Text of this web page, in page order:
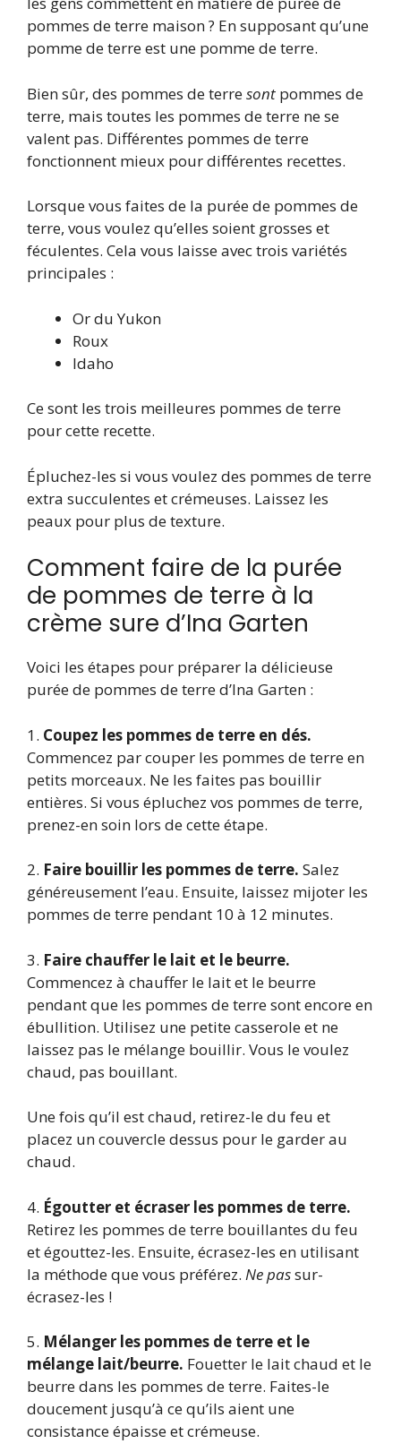
pommes de terre maison ? En supposant qu’une
pomme de terre est une pomme de terre.
Bien sûr, des pommes de terresont pommes de
terre, mais toutes les pommes de terre ne se
valent pas. Différentes pommes de terre
fonctionnent mieux pour différentes recettes.
Lorsque vous faites de la purée de pommes de
terre, vous voulez qu’elles soient grosses et
féculentes. Cela vous laisse avec trois variétés
principales :
Or du Yukon
Roux
Idaho
Ce sont les trois meilleures pommes de terre
pour cette recette.
Épluchez-les si vous voulez des pommes de terre
extra succulentes et crémeuses. Laissez les
peaux pour plus de texture.
Comment faire de la purée
de pommes de terre à la
crème sure d’Ina Garten
Voici les étapes pour préparer la délicieuse
purée de pommes de terre d’Ina Garten :
1. Coupez les pommes de terre en dés.
Commencez par couper les pommes de terre en
petits morceaux. Ne les faites pas bouillir
entières. Si vous épluchez vos pommes de terre,
prenez-en soin lors de cette étape.
2. Faire bouillir les pommes de terre. Salez
généreusement l’eau. Ensuite, laissez mijoter les
pommes de terre pendant 10 à 12 minutes.
3. Faire chauffer le lait et le beurre.
Commencez à chauffer le lait et le beurre
pendant que les pommes de terre sont encore en
ébullition. Utilisez une petite casserole et ne
laissez pas le mélange bouillir. Vous le voulez
chaud, pas bouillant.
Une fois qu’il est chaud, retirez-le du feu et
placez un couvercle dessus pour le garder au
chaud.
4. Égoutter et écraser les pommes de terre.
Retirez les pommes de terre bouillantes du feu
et égouttez-les. Ensuite, écrasez-les en utilisant
la méthode que vous préférez. Ne passur-
écrasez-les !
5. Mélanger les pommes de terre et le
mélange lait/beurre. Fouetter le lait chaud et le
beurre dans les pommes de terre. Faites-le
doucement jusqu’à ce qu’ils aient une
consistance épaisse et crémeuse.